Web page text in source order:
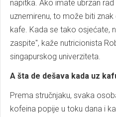
napitka. Ako imate ubrzan
uznemirenu, to može biti
kafe. Kada se tako osjećate,
zaspite", kaže nutricionista
singapurskog univerziteta.
A šta de dešava kada uz
Prema stručnjaku, svaka
kofeina popije u toku dana i